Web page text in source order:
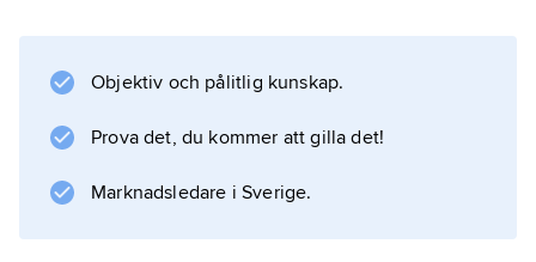
instrumentet. Efter att 1943–44 ha samverkat
Dizzy Gillespie
Don Byas
Objektiv och pålitlig kunskap.
Prova det, du kommer att gilla det!
Marknadsledare i Sverige.